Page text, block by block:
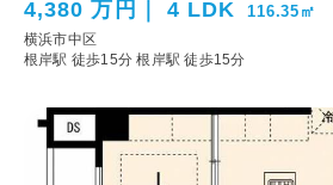
4,380 万円 4 LDK 116.35㎡
横浜市中区
根岸駅 徒歩15分根岸駅 徒歩15分